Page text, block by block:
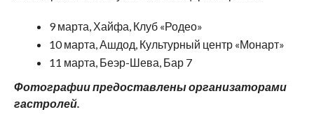
9 марта, Хайфа, Клуб «Родео»
10 марта, Ашдод, Культурный центр «Монарт»
11 марта, Беэр-Шева, Бар 7
Фотографии предоставлены организаторами
гастролей.